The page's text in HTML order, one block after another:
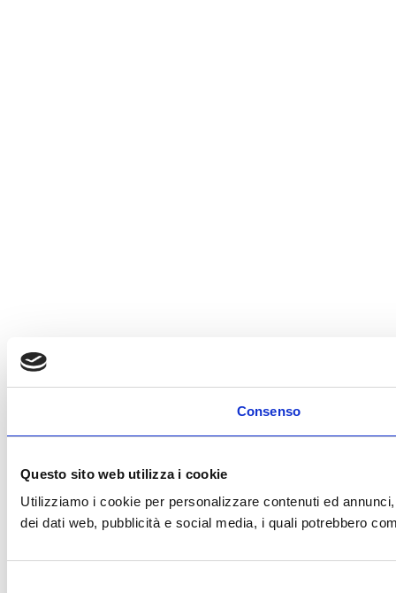
Consenso
Questo sito web utilizza i cookie
Utilizziamo i cookie per personalizzare contenuti ed
dei dati web, pubblicità e social media, i quali potrebbero